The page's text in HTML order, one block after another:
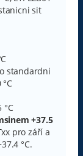
sit
standardni
°C
+37.5
pro září a
°C.